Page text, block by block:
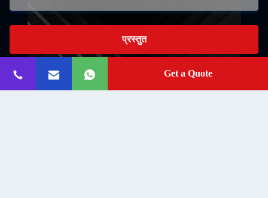
प्रस्तुत
Get a Quote